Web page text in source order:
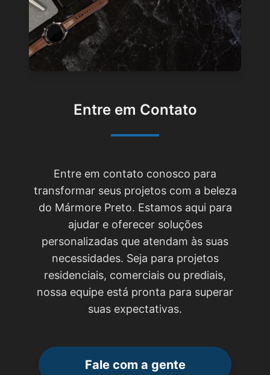
Entre em Contato
Entre em contato conosco para
transformar seus projetos com a beleza
do Mármore Preto. Estamos aqui para
ajudar e oferecer soluções
personalizadas que atendam às suas
necessidades. Seja para projetos
residenciais, comerciais ou prediais,
nossa equipe está pronta para superar
suas expectativas.
Fale com a gente